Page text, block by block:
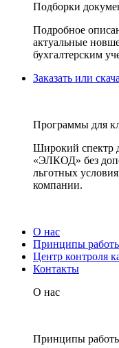
Подборки
Подробное
актуальные
бухгалтерским
Заказать или
Программы для
Широкий спектр
«ЭЛКОД» без
льготных
компании.
О нас
Принципы
Центр контроля
Контакты
О нас
Принципы